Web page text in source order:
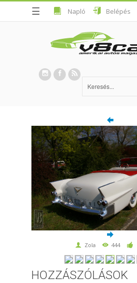
☰ Napló Belépés
Zola 444
HOZZÁSZÓLÁSOK